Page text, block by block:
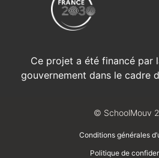
Ce projet a été financé par
gouvernement dans le cadre
© SchoolMouv
Conditions générales
Politique de